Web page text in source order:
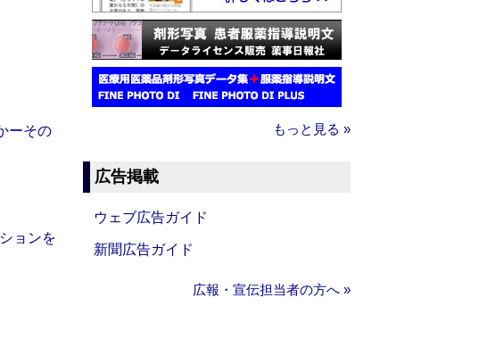
ーその
ョンを
もっと見る »
広告掲載
ウェブ広告ガイド
新聞広告ガイド
広報・宣伝担当者の方へ »